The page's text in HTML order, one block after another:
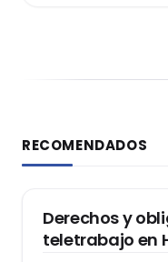
RECOMENDADOS
DERECHO LABORAL
Derechos y
teletrabajo en